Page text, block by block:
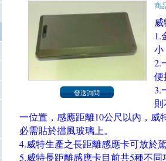
商
1.
小
2.
便
3.
一位置，感應距離10公尺以內，威
必需貼於擋風玻璃上。
4.威特生產之長距離感應卡可放於
5.威特長距離感應卡目前共5種不